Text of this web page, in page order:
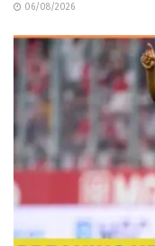
06/08/2026